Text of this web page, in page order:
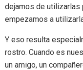
dejamos de utilizarlas
empezamos a
Y eso resulta
rostro. Cuando es
un amigo, un